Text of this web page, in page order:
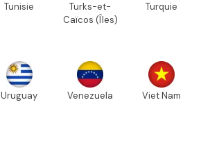
Tunisie
Turks-et-
Caïcos (Îles)
Turquie
Uruguay Venezuela Viet Nam